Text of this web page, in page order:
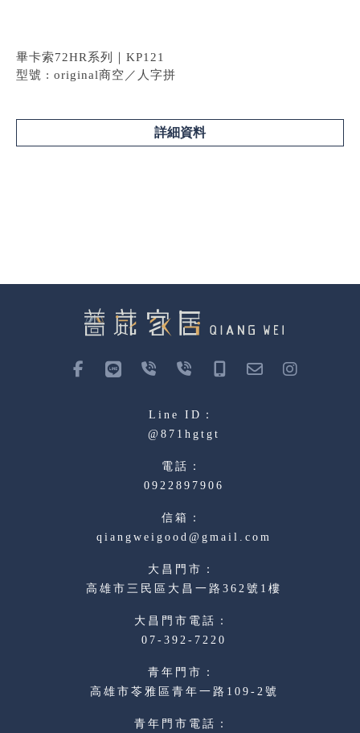
畢卡索72HR系列｜KP121
型號 : original商空／人字拼
詳細資料
@871hgtgt
0922897906
07-392-7220
qiangweigood@gmail.com
高雄市三民區大昌一路362號1樓
高雄市苓雅區青年一路109-2號